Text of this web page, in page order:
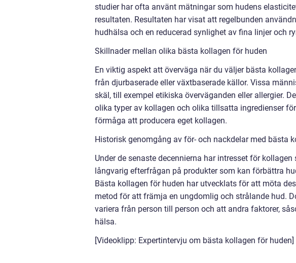
studier har ofta använt mätningar som hudens
resultaten. Resultaten har visat att regelbunden
hudhälsa och en reducerad synlighet av fina linjer och
Skillnader mellan olika bästa kollagen för huden
En viktig aspekt att överväga när du väljer bästa
från djurbaserade eller växtbaserade källor. Vissa
skäl, till exempel etikiska överväganden eller allergier.
olika typer av kollagen och olika tillsatta ingredienser
förmåga att producera eget kollagen.
Historisk genomgång av för- och nackdelar med bästa
Under de senaste decennierna har intresset för
långvarig efterfrågan på produkter som kan förbättra
Bästa kollagen för huden har utvecklats för att möta
metod för att främja en ungdomlig och strålande hud.
variera från person till person och att andra faktorer,
hälsa.
[Videoklipp: Expertintervju om bästa kollagen för huden]